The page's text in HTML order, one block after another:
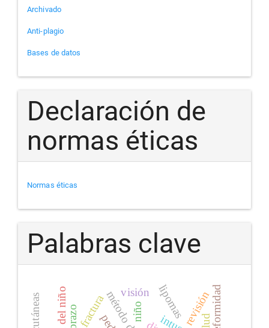
Archivado
Anti-plagio
Bases de datos
Declaración de
normas éticas
Normas éticas
Palabras clave
fractura deformidad
niño lipomas revisión
visión